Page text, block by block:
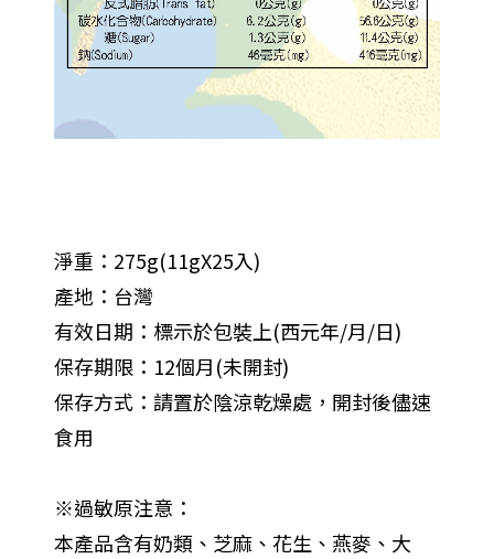
淨重：275g(11gX25入)
產地：台灣
有效日期：標示於包裝上(西元年/月/日)
保存期限：12個月(未開封)
保存方式：請置於陰涼乾燥處，開封後儘速
食用
※過敏原注意：
本產品含有奶類、芝麻、花生、燕麥、大